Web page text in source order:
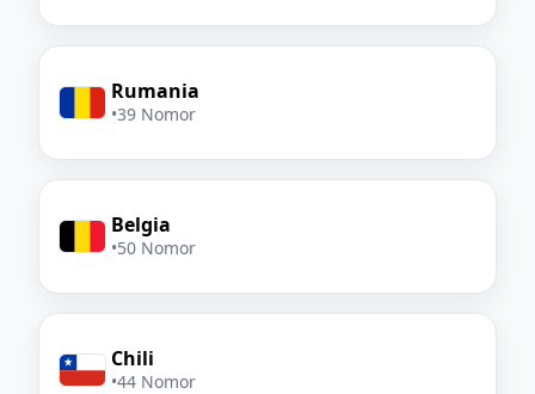
Rumania
•39 Nomor
Belgia
•50 Nomor
Chili
•44 Nomor